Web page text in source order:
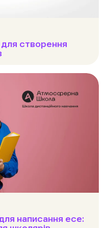
для створення
написання есе: